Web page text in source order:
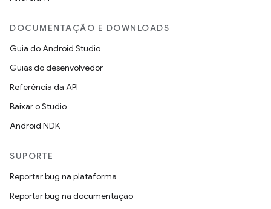
DOCUMENTAÇÃO E DOWNLOADS
Guia do Android Studio
Guias do desenvolvedor
Referência da API
Baixar o Studio
Android NDK
SUPORTE
Reportar bug na plataforma
Reportar bug na documentação